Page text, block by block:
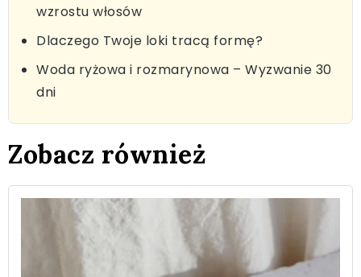
wzrostu włosów
Dlaczego Twoje loki tracą formę?
Woda ryżowa i rozmarynowa – Wyzwanie 30
dni
Zobacz również